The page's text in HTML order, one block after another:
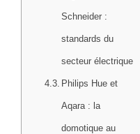
Schneider :
standards du
secteur électrique
Philips Hue et
Aqara : la
domotique au